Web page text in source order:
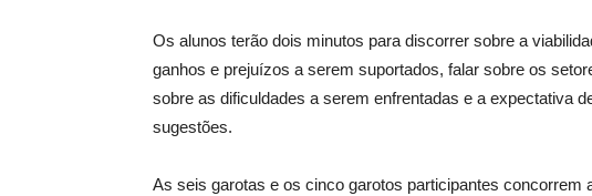
Os alunos terão dois minutos para discorrer sobre a
ganhos e prejuízos a serem suportados, falar sobre os
sobre as dificuldades a serem enfrentadas e a expectativa
sugestões.
As seis garotas e os cinco garotos participantes concorrem